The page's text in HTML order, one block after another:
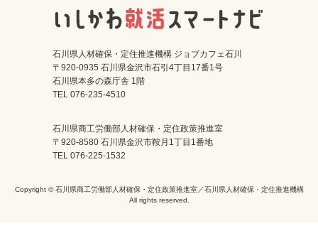
ログイン 会員登録
石川県人材確保・定住推進機構 ジョブカフェ石川
〒920-0935 石川県金沢市石引4丁目17番1号
石川県本多の森庁舎 1階
TEL 076-235-4510
石川県商工労働部人材確保・定住政策推進室
〒920-8580 石川県金沢市鞍月1丁目1番地
TEL 076-225-1532
Copyright © 石川県商工労働部人材確保・定住政策推進室／石川県人材確保・定住推進機構
All rights reserved.